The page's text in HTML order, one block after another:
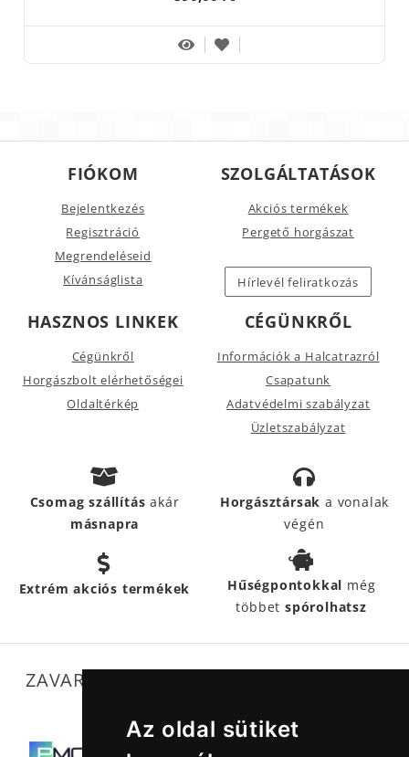
Az oldal sütiket
FIÓKOM
Bejelentkezés
Regisztráció
Megrendeléseid
Kívánságlista
SZOLGÁLTATÁSOK
Akciós termékek
Pergető horgászat
Hírlevél feliratkozás
HASZNOS LINKEK
Cégünkről
Horgászbolt elérhetőségei
Oldaltérkép
CÉGÜNKRŐL
Információk a Halcatrazról
Csapatunk
Adatvédelmi szabályzat
Üzletszabályzat
Csomag szállításakár
másnapra
Horgásztársak a vonalak
végén
Extrém akciós termékek Hűségpontokkal még
többetspórolhatsz
ZAVARTALAN MŰKÖDÉSÜNKET SEGÍTIK